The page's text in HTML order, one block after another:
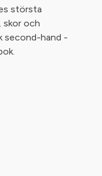
största
skor och
second-hand -